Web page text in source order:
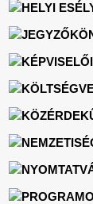
HELYI